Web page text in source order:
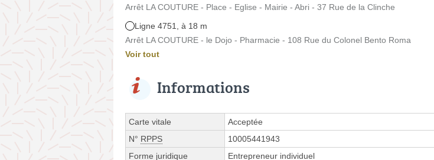
Arrêt LA COUTURE - Place - Eglise - Mairie - Abri - 37 Rue de la Clinche
Ligne 4751, à 18 m
Arrêt LA COUTURE - le Dojo - Pharmacie - 108 Rue du Colonel Bento Roma
Voir tout
Informations
Carte vitale
Acceptée
N° RPPS
10005441943
Forme juridique
Entrepreneur individuel